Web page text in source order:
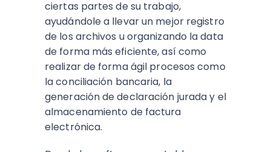
ciertas partes de su trabajo,
ayudándole a llevar un mejor registro
de los archivos u organizando la data
de forma más eficiente, así como
realizar de forma ágil procesos como
la conciliación bancaria, la
generación de declaración jurada y el
almacenamiento de factura
electrónica.